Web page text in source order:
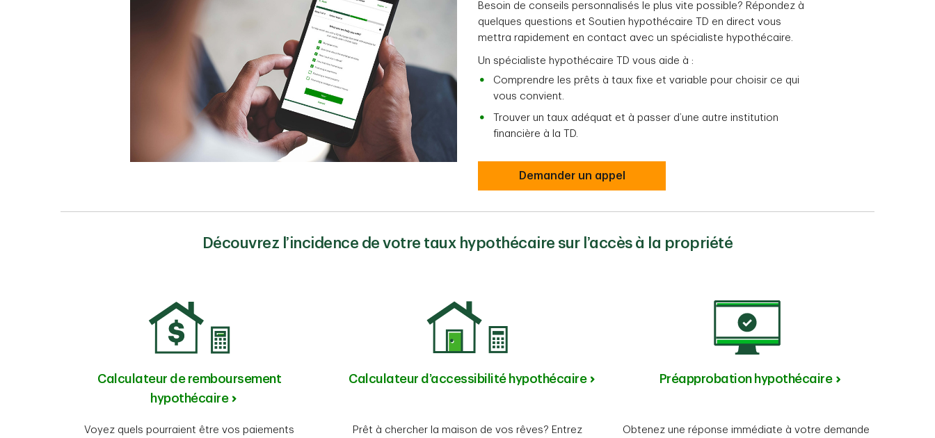
Besoin de conseils personnalisés le plus vite possible? Répondez à
quelques questions et Soutien hypothécaire TD en direct vous
mettra rapidement en contact avec un spécialiste hypothécaire.
Un spécialiste hypothécaire TD vous aide à :
Comprendre les prêts à taux fixe et variable pour choisir ce qui
vous convient.
Trouver un taux adéquat et à passer d’une autre institution
financière à la TD.
Demander un appel
Découvrez l’incidence de votre taux hypothécaire sur l’accès à la propriété
Calculateur de remboursement
hypothécaire
Voyez quels pourraient être vos paiements
Calculateur d’accessibilité hypothécaire
Prêt à chercher la maison de vos rêves? Entrez
Préapprobation hypothécaire
Obtenez une réponse immédiate à votre demande